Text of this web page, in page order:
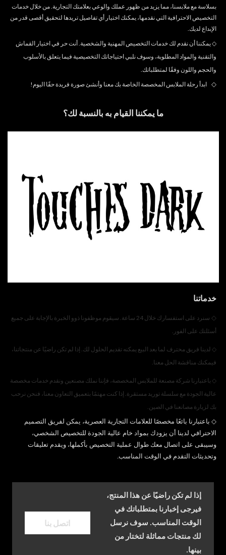
بسلاسة مع ملابسنا، مما يزيد من ظهور عملك والوعي بعلامتك التجارية. من خلال خدمات
التخصيص الاحترافية التي نقدمها، يمكنك اختيار أي تفاصيل تريدها لتحقيق أقصى قدر من
الإبداع لديك.
◇يمكننا أن نقدم لك خدمات التخصيص المهنية والشخصية. أنت حر في اختيار القماش
والتقنية والمواد المطلوبة، وسوف نلبي احتياجاتك التخصيصية فيما يتعلق بالأسلوب
والحجم واللون وفقًا لمتطلباتك.
◇ ابدأ رحلة الملابس المخصصة الخاصة بك معنا وأنشئ صورة فريدة حقًا اليوم!
ما يمكننا القيام به بالنسبة لك؟
خدماتنا
◇
سنرد على استفسارك خلال 24 ساعة. سيقوم موظفونا ذوو الخبرة بالإجابة على جميع
أسئلتك على الفور.
◇ لدينا فريق محترف لما بعد البيع يمكنه تقديم الحلول لك. إذا لم تكن راضيًا عن منتجاتنا،
فيمكنك مناقشة الحل معنا.
◇ باعتبارنا شركة مصنعة للملابس المخصصة، فإننا نملك مصنعين ونقدم خدمات مخصصة
عالية الجودة مع سلسلة توريد مستقرة. إذا كنت مهتمًا بتعميق التعاون معنا، فنحن نرحب
بك لزيارة مصانعنا في الصين.
◇ باعتبارنا بائعًا مخصصًا للعلامات التجارية العصرية، يمكن لفريق التصميم
الاحترافي لدينا أن يزودك بمواد خام عالية الجودة للتخصيص الشخصي،
وسيبقى على اتصال معك طوال عملية التخصيص بأكملها، ويقدم تعليقات
وتحديثات التقدم في الوقت المناسب.
إذا لم تكن راضيًا عن هذا المنتج،
فيرجى إخبارنا بمتطلباتك في
الوقت المناسب. سوف نرسل
لك منتجات مماثلة لتختار من
بينها.
اتصل بنا